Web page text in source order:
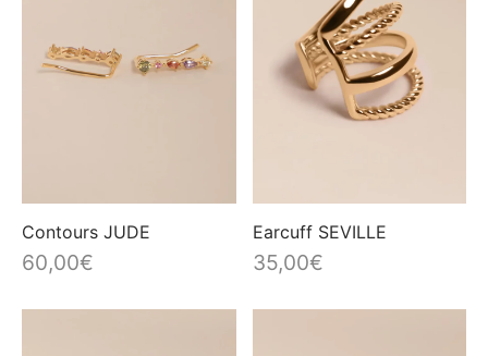
ancien
Contours JUDE
60,00€
Earcuff SEVILLE
35,00€